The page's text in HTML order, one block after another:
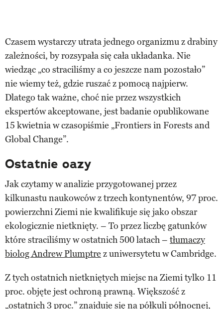
Czasem wystarczy utrata jednego organizmu z drabiny
zależności, by rozsypała się cała układanka. Nie
wiedząc „co straciliśmy a co jeszcze nam pozostało”
nie wiemy też, gdzie ruszać z pomocą najpierw.
Dlatego tak ważne, choć nie przez wszystkich
ekspertów akceptowane, jest badanie opublikowane
15 kwietnia w czasopiśmie „Frontiers in Forests and
Global Change”.
Ostatnie oazy
Jak czytamy w analizie przygotowanej przez
kilkunastu naukowców z trzech kontynentów, 97 proc.
powierzchni Ziemi nie kwalifikuje się jako obszar
ekologicznie nietknięty. – To przez liczbę gatunków
które straciliśmy w ostatnich 500 latach – tłumaczy
biolog Andrew Plumptre z uniwersytetu w Cambridge.
Z tych ostatnich nietkniętych miejsc na Ziemi tylko 11
proc. objęte jest ochroną prawną. Większość z
„ostatnich 3 proc.” znajduje się na półkuli północnej,